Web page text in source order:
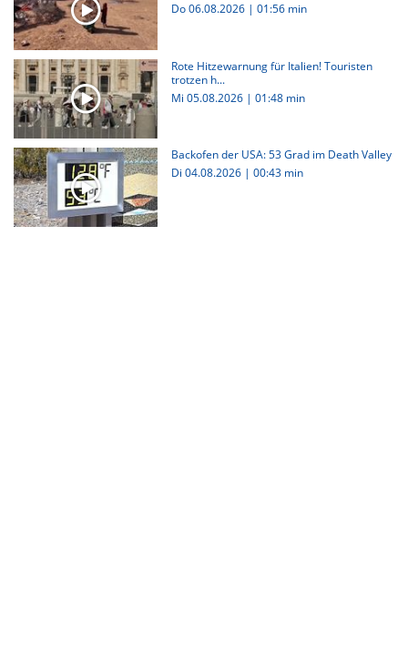
Do 06.08.2026 | 01:56 min
Rote Hitzewarnung für Italien! Touristen
trotzen h...
Mi 05.08.2026 | 01:48 min
Backofen der USA: 53 Grad im Death Valley
Di 04.08.2026 | 00:43 min